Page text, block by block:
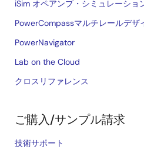
iSim オペアンプ・シミュレーショ
PowerCompassマルチレールデザ
PowerNavigator
Lab on the Cloud
クロスリファレンス
ご購入/サンプル請求
技術サポート